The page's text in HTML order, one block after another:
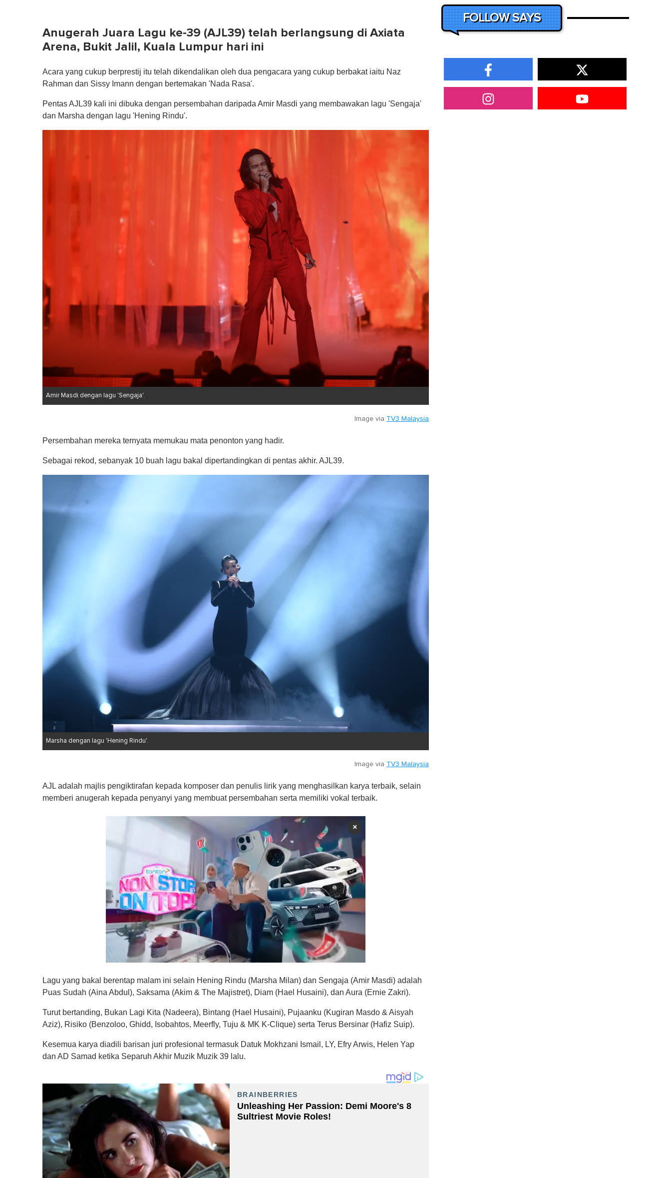
Anugerah Juara Lagu ke-39 (AJL39) telah berlangsung di Axiata
Arena, Bukit Jalil, Kuala Lumpur hari ini
Acara yang cukup berprestij itu telah dikendalikan oleh dua pengacara yang cukup berbakat iaitu Naz
Rahman dan Sissy Imann dengan bertemakan 'Nada Rasa'.
Pentas AJL39 kali ini dibuka dengan persembahan daripada Amir Masdi yang membawakan lagu 'Sengaja'
dan Marsha dengan lagu 'Hening Rindu'.
Amir Masdi dengan lagu 'Sengaja'.
Image via TV3 Malaysia
Persembahan mereka ternyata memukau mata penonton yang hadir.
Sebagai rekod, sebanyak 10 buah lagu bakal dipertandingkan di pentas akhir. AJL39.
Marsha dengan lagu 'Hening Rindu'.
Image via TV3 Malaysia
AJL adalah majlis pengiktirafan kepada komposer dan penulis lirik yang menghasilkan karya terbaik, selain
memberi anugerah kepada penyanyi yang membuat persembahan serta memiliki vokal terbaik.
×
f
1
m
n
u
t
,
0
V
u
m
Lagu yang bakal berentap malam ini selain Hening Rindu (Marsha Milan) dan Sengaja (Amir Masdi) adalah
Puas Sudah (Aina Abdul), Saksama (Akim & The Majistret), Diam (Hael Husaini), dan Aura (Ernie Zakri).
Turut bertanding, Bukan Lagi Kita (Nadeera), Bintang (Hael Husaini), Pujaanku (Kugiran Masdo & Aisyah
Aziz), Risiko (Benzoloo, Ghidd, Isobahtos, Meerfly, Tuju & MK K-Clique) serta Terus Bersinar (Hafiz Suip).
Kesemua karya diadili barisan juri profesional termasuk Datuk Mokhzani Ismail, LY, Efry Arwis, Helen Yap
dan AD Samad ketika Separuh Akhir Muzik Muzik 39 lalu.
FOLLOW SAYS